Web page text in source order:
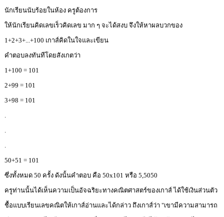
นักเรียนนับร้อยในห้อง ครูต้องการ
ให้นักเรียนคิดเลขเร็วคิดเลข มาก ๆ จะได้สงบ จึงให้หาผลบวกของ
1+2+3+...+100 เกาส์คิดในใจและเขียน
คำตอบลงทันทีโดยสังเกตว่า
1+100 = 101
2+99 = 101
3+98 = 101
.
.
.
50+51 = 101
ซึ่งทั้งหมด 50 ครั้ง ดังนั้นคำตอบ คือ 50x101 หรือ 5,5050
ครูท่านนั้นได้เห็นความเป็นอัจฉริยะทางคณิตศาสตร์ของเกาส์ ได้ใช้เงินส่วนตัว
ชื้อแบบเรียนเลขคณิตให้เกาส์อ่านและได้กล่าว ถึงเกาส์ว่า "เขามีความสามารถ